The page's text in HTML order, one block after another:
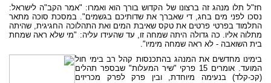
חז"ל תלו מנהג זה ברצונו של הקדוש בורך הוא ואמרו: "אמר הקב"ה לישראל:
נסכו לפני מים בחג, די שאברך את שדותיכם בגשמים". במסכת סוכה מתאר
התלמוד בפרטי פרטים את טקס שאיבת המים ואת התהלוכה החגיגית, שהיתה
מתלוה אליו. כה גדולה היתה שמחה זו, עד שהעידו עליה: "מי שלא ראה שמחת
בית השואבה - לא ראה שמחה מימיו".
בימינו מחדשים את המנהג בהתכנסות קהל רב בימי חול
המועד. אומרים 15 פרקי "שיר המעלות" שבספר תהלים
(קכ-קלד) בנעימה מיוחדת, ובין פרק לפרק מכריזים